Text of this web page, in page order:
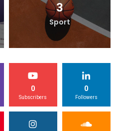
3
Sport
0
Subscribers
0
Followers